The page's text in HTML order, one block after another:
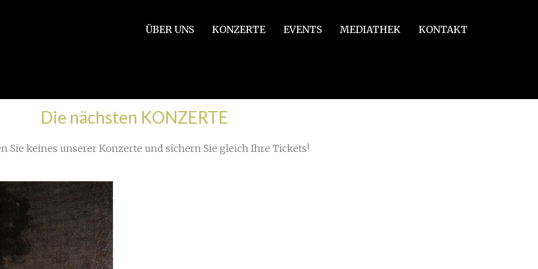
ÜBER UNS KONZERTE EVENTS MEDIATHEK KONTAKT
oratorního sboru
Die nächsten KONZERTE
Sie keines unserer Konzerte und sichern Sie gleich Ihre Tickets!